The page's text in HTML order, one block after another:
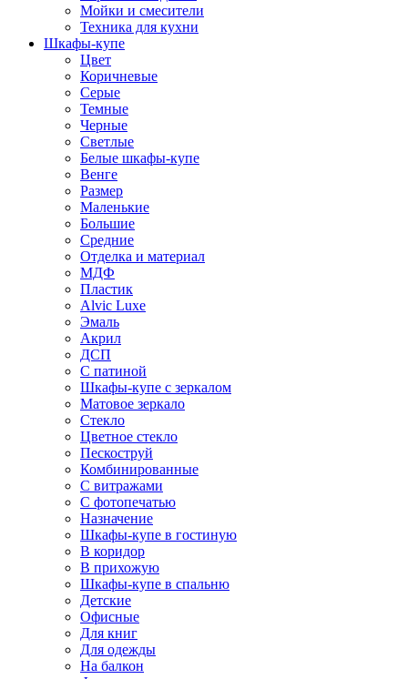
Мойки и смесители
Техника для кухни
Шкафы-купе
Цвет
Коричневые
Серые
Темные
Черные
Светлые
Белые шкафы-купе
Венге
Размер
Маленькие
Большие
Средние
Отделка и материал
МДФ
Пластик
Alvic Luxe
Эмаль
Акрил
ДСП
С патиной
Шкафы-купе с зеркалом
Матовое зеркало
Стекло
Цветное стекло
Пескоструй
Комбинированные
С витражами
С фотопечатью
Назначение
Шкафы-купе в гостиную
В коридор
В прихожую
Шкафы-купе в спальню
Детские
Офисные
Для книг
Для одежды
На балкон